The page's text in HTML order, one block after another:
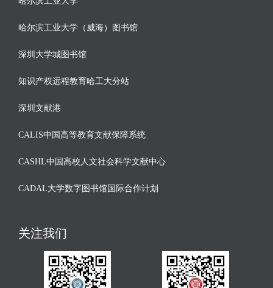
哈尔滨工业大学（威海）图书馆
深圳大学城图书馆
知识产权远程教育哈工大分站
深圳文献港
CALIS中国高等教育文献保障系统
CASHL中国高校人文社会科学文献中心
CADAL大学数字图书馆国际合作计划
关注我们